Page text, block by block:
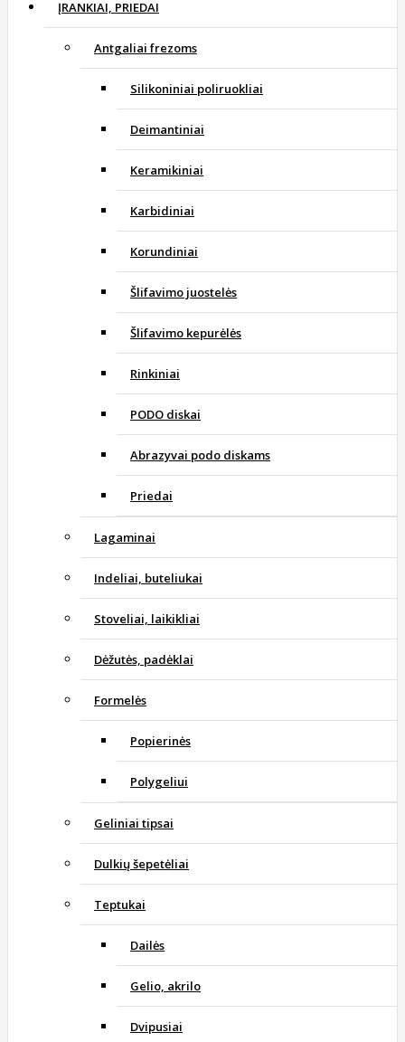
ĮRANKIAI, PRIEDAI
Antgaliai frezoms
Silikoniniai poliruokliai
Deimantiniai
Keramikiniai
Karbidiniai
Korundiniai
Šlifavimo juostelės
Šlifavimo kepurėlės
Rinkiniai
PODO diskai
Abrazyvai podo diskams
Priedai
Lagaminai
Indeliai, buteliukai
Stoveliai, laikikliai
Dėžutės, padėklai
Formelės
Popierinės
Polygeliui
Geliniai tipsai
Dulkių šepetėliai
Teptukai
Dailės
Gelio, akrilo
Dvipusiai